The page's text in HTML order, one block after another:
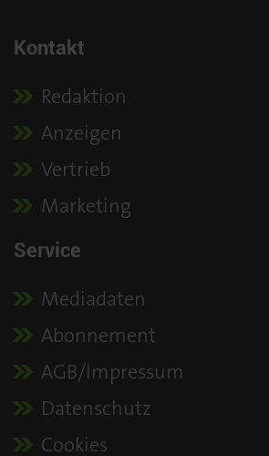
Kontakt
Redaktion
Anzeigen
Vertrieb
Marketing
Service
Mediadaten
Abonnement
AGB/Impressum
Datenschutz
Cookies